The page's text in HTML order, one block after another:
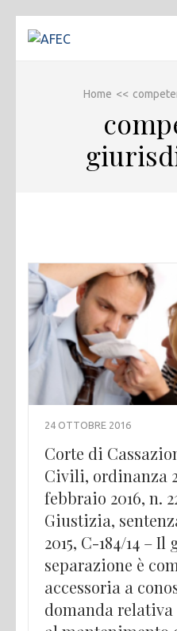
Home <<
24 OTTOBRE 2016
Corte di
Civili, ordinanza
febbraio 2016, n.
Giustizia,
2015, C-184/14 –
separazione è
accessoria a
domanda relativa